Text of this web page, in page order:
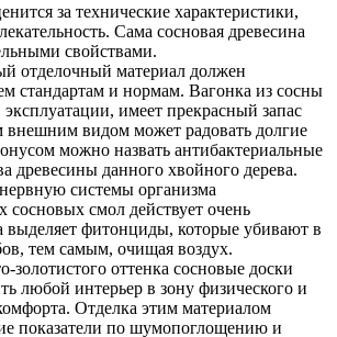
за технические характеристики,
Сама сосновая древесина
свойствами.
отделочный материал должен
стандартам и нормам. Вагонка из сосны
имеет прекрасный запас
внешним видом может радовать долгие
можно назвать антибактериальные
древесины данного хвойного дерева.
системы организма
сосновых смол действует очень
выделяет фитонциды, которые убивают в
тем самым, очищая воздух.
золотистого оттенка сосновые доски
любой интерьер в зону физического и
Отделка этим материалом
показатели по шумопоглощению и